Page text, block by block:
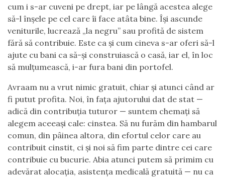
cum i s-ar cuveni pe drept, iar pe lângă acestea alege
să-l înșele pe cel care îi face atâta bine. Își ascunde
veniturile, lucrează „la negru” sau profită de sistem
fără să contribuie. Este ca și cum cineva s-ar oferi să-l
ajute cu bani ca să-și construiască o casă, iar el, în loc
să mulțumească, i-ar fura bani din portofel.
Avraam nu a vrut nimic gratuit, chiar și atunci când ar
fi putut profita. Noi, în fața ajutorului dat de stat —
adică din contribuția tuturor — suntem chemați să
alegem aceeași cale: cinstea. Să nu furăm din hambarul
comun, din pâinea altora, din efortul celor care au
contribuit cinstit, ci și noi să fim parte dintre cei care
contribuie cu bucurie. Abia atunci putem să primim cu
adevărat alocația, asistența medicală gratuită — nu ca